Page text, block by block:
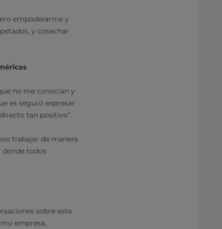
empoderarme y
y cosechar
no me conocían y
es seguro expresar
tan positivo”.
trabajar de manera
donde todos
sobre este
empresa,